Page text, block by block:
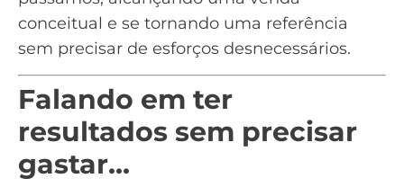
conceitual e se tornando uma referência
sem precisar de esforços desnecessários.
Falando em ter
resultados sem precisar
gastar…